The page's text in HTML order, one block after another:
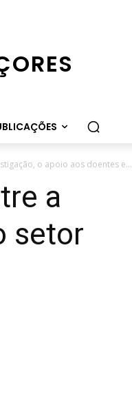
o apoio aos doentes e...
a
setor